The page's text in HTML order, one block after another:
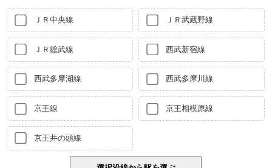
ＪＲ中央線 ＪＲ武蔵野線
ＪＲ総武線 西武新宿線
西武多摩湖線 西武多摩川線
京王線 京王相模原線
京王井の頭線